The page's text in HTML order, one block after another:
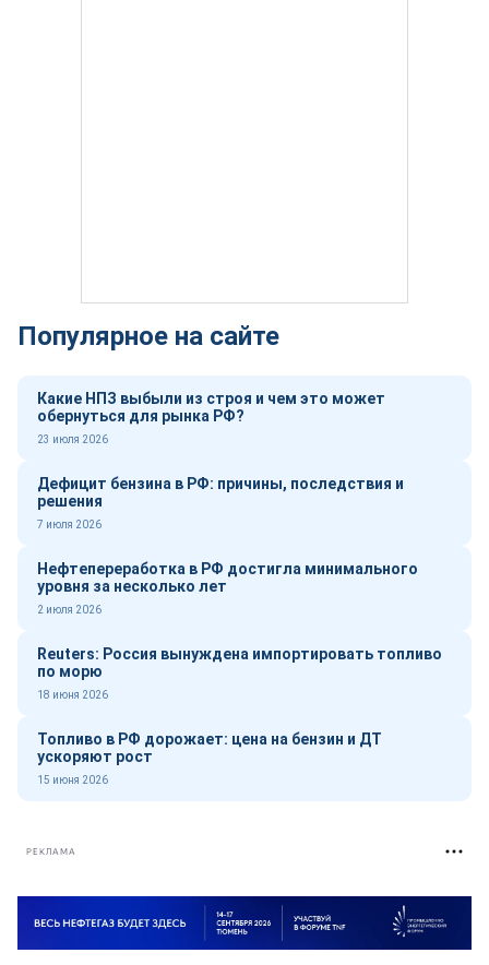
Популярное на сайте
Какие НПЗ выбыли из строя и чем это может
обернуться для рынка РФ?
23 июля 2026
Дефицит бензина в РФ: причины, последствия и
решения
7 июля 2026
Нефтепереработка в РФ достигла минимального
уровня за несколько лет
2 июля 2026
Reuters: Россия вынуждена импортировать топливо
по морю
18 июня 2026
Топливо в РФ дорожает: цена на бензин и ДТ
ускоряют рост
15 июня 2026
РЕКЛАМА